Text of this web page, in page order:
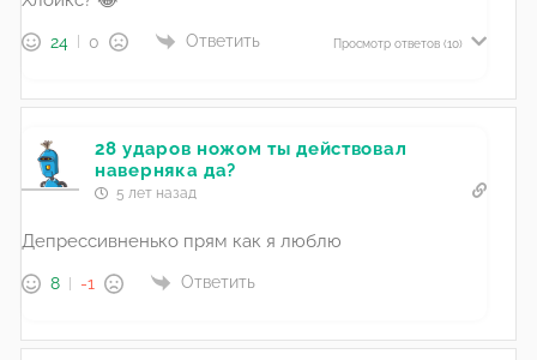
24 0 Ответить Просмотр ответов (10)
28 ударов ножом ты действовал
наверняка да?
5 лет назад
Депрессивненько прям как я люблю
8 -1 Ответить